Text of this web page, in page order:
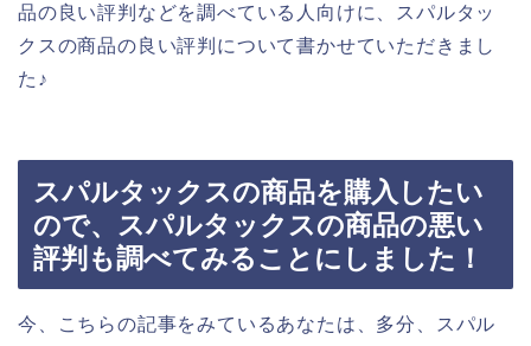
品の良い評判などを調べている人向けに、スパルタッ
クスの商品の良い評判について書かせていただきまし
た♪
スパルタックスの商品を購入したい
ので、スパルタックスの商品の悪い
評判も調べてみることにしました！
今、こちらの記事をみているあなたは、多分、スパル